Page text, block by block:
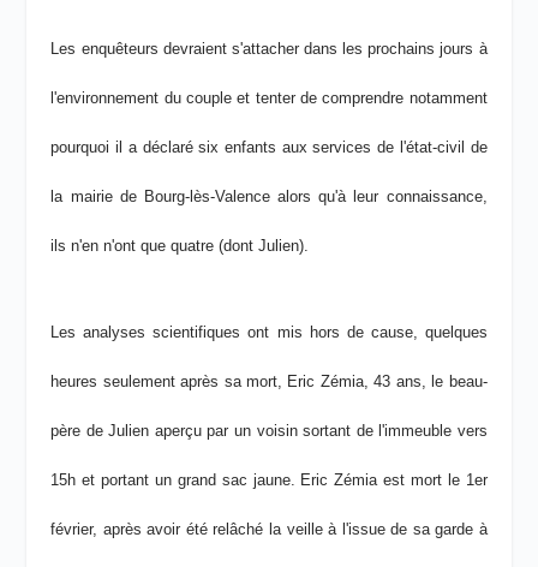
Les enquêteurs devraient s'attacher dans les prochains jours à
l'environnement du couple et tenter de comprendre notamment
pourquoi il a déclaré six enfants aux services de l'état-civil de
la mairie de Bourg-lès-Valence alors qu'à leur connaissance,
ils n'en n'ont que quatre (dont Julien).
Les analyses scientifiques ont mis hors de cause, quelques
heures seulement après sa mort, Eric Zémia, 43 ans, le beau-
père de Julien aperçu par un voisin sortant de l'immeuble vers
15h et portant un grand sac jaune. Eric Zémia est mort le 1er
février, après avoir été relâché la veille à l'issue de sa garde à